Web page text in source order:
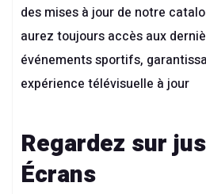
des mises à jour de notre
aurez toujours accès aux
événements sportifs,
expérience télévisuelle à jour
Regardez sur
Écrans